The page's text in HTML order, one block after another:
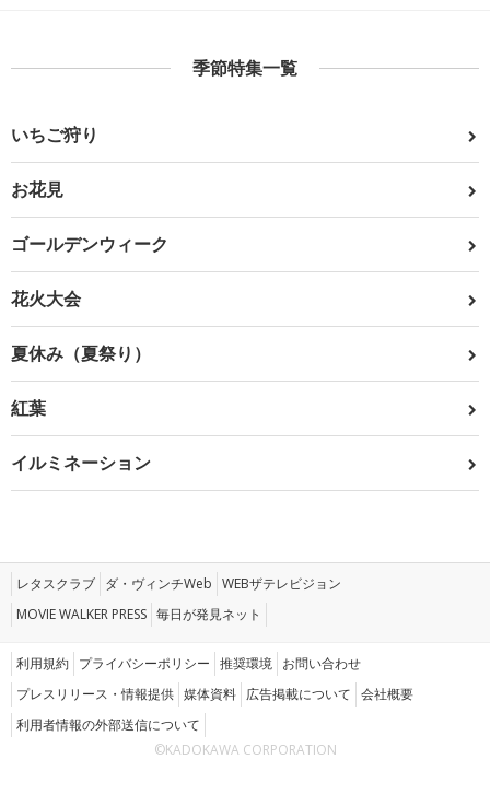
季節特集一覧
いちご狩り
お花見
ゴールデンウィーク
花火大会
夏休み（夏祭り）
紅葉
イルミネーション
レタスクラブ ダ・ヴィンチWeb WEBザテレビジョン
MOVIE WALKER PRESS 毎日が発見ネット
利用規約 プライバシーポリシー 推奨環境 お問い合わせ
プレスリリース・情報提供 媒体資料 広告掲載について 会社概要
利用者情報の外部送信について
©KADOKAWA CORPORATION